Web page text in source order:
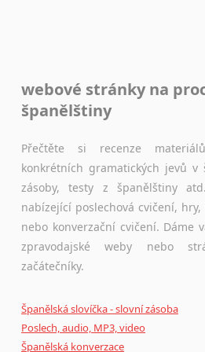
webové stránky na
španělštiny
Přečtěte si recenze
konkrétních gramatických jevů v
zásoby, testy z španělštiny
nabízející poslechová cvičení,
nebo konverzační cvičení. Dáme
zpravodajské weby nebo
začátečníky.
Španělská slovíčka - slovní zásoba
Poslech, audio, MP3, video
Španělská konverzace